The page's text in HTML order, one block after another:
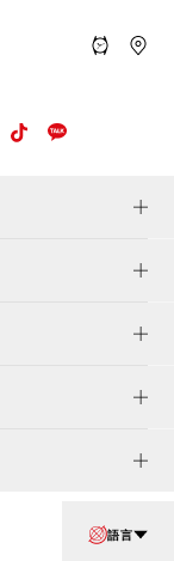
語言